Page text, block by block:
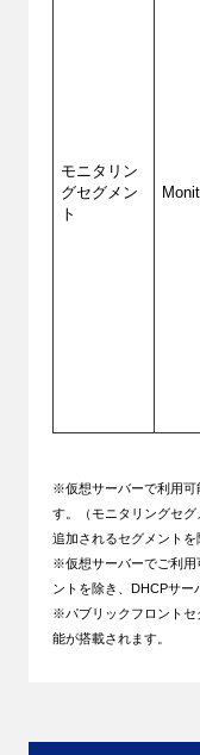
モニタリン
グセグメン
ト
※仮想サーバーで利用可
す。（モニタリングセ
追加されるセグメントを
※仮想サーバーでご利用
ントを除き、DHCPサー
※パブリックフロントセ
能が搭載されます。